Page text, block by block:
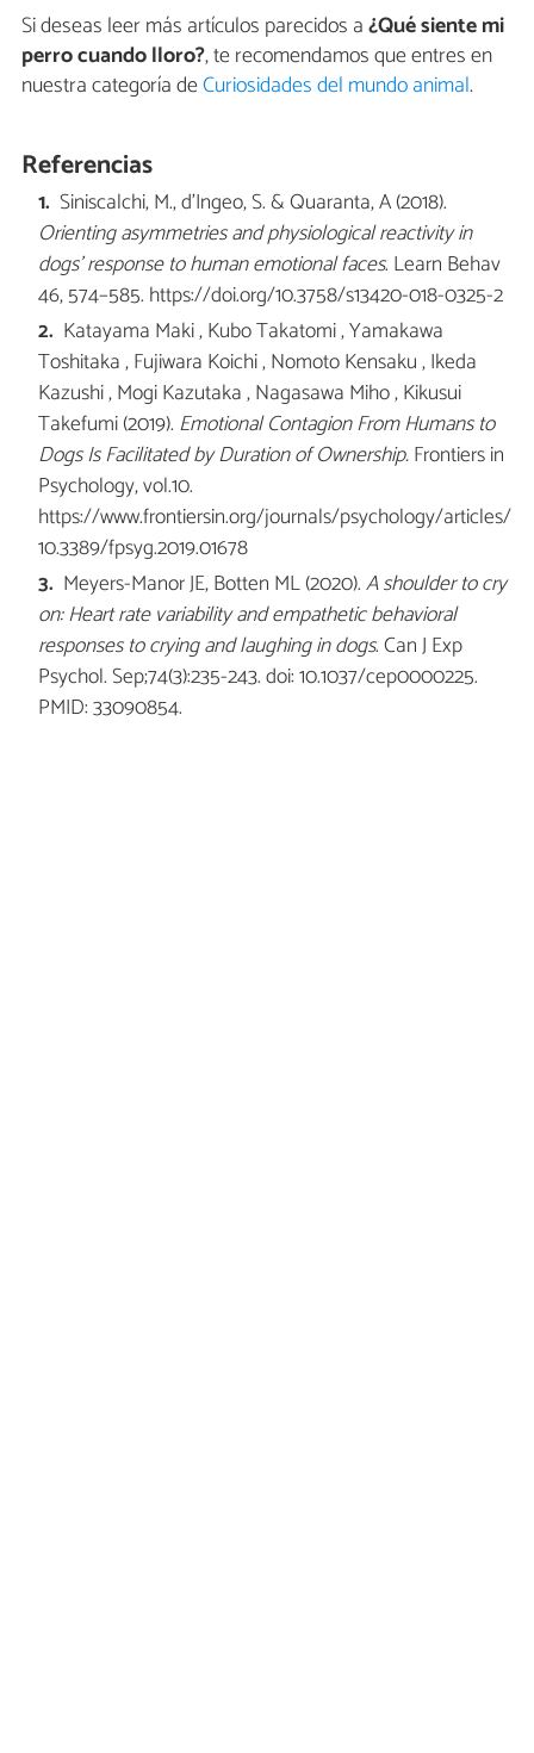
Si deseas leer más artículos parecidos a¿Qué siente mi
perro cuando lloro?, te recomendamos que entres en
nuestra categoría deCuriosidades del mundo animal.
Referencias
Siniscalchi, M., d’Ingeo, S. & Quaranta, A (2018).
Orienting asymmetries and physiological reactivity in
dogs’ response to human emotional faces. Learn Behav
46, 574–585. https://doi.org/10.3758/s13420-018-0325-2
Katayama Maki , Kubo Takatomi , Yamakawa
Toshitaka , Fujiwara Koichi , Nomoto Kensaku , Ikeda
Kazushi , Mogi Kazutaka , Nagasawa Miho , Kikusui
Takefumi (2019). Emotional Contagion From Humans to
Dogs Is Facilitated by Duration of Ownership.Frontiers in
Psychology, vol.10.
https://www.frontiersin.org/journals/psychology/articles/
10.3389/fpsyg.2019.01678
Meyers-Manor JE, Botten ML (2020).A shoulder to cry
on: Heart rate variability and empathetic behavioral
responses to crying and laughing in dogs. Can J Exp
Psychol. Sep;74(3):235-243. doi: 10.1037/cep0000225.
PMID: 33090854.